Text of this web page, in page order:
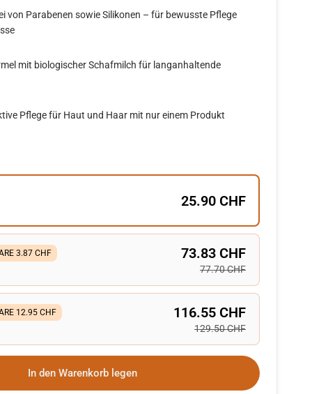
von Parabenen sowie Silikonen – für bewusste Pflege
mit biologischer Schafmilch für langanhaltende
Pflege für Haut und Haar mit nur einem Produkt
25.90 CHF
3.87 CHF 73.83 CHF
77.70 CHF
12.95 CHF 116.55 CHF
129.50 CHF
In den Warenkorb legen